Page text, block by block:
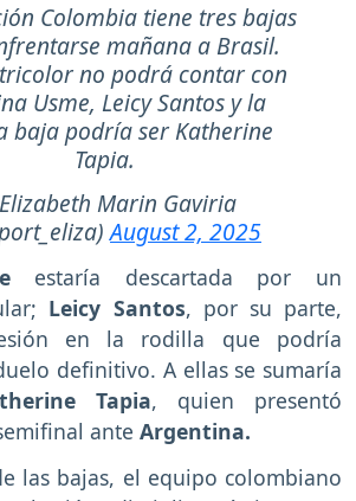
Colombia tiene tres bajas
mañana a Brasil.
no podrá contar con
Usme, Leicy Santos y la
baja podría ser Katherine
Tapia.
Marin Gaviria
August 2, 2025
estaría descartada por un
Leicy Santos, por su parte,
en la rodilla que podría
definitivo. A ellas se sumaría
Tapia, quien presentó
ante Argentina.
las bajas, el equipo colombiano